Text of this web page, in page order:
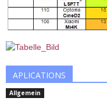
APLICATIONS
Allgemein